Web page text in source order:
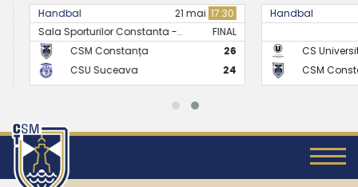
Handbal 21 mai17:30
Sala Sporturilor Constanta -..
FINAL
CSM Constanța
CSU Suceava
Handbal
CS
CSM